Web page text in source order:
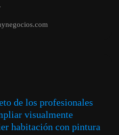
de los profesionales
visualmente
habitación con pintura